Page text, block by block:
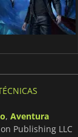
, Aventura
Publishing LLC